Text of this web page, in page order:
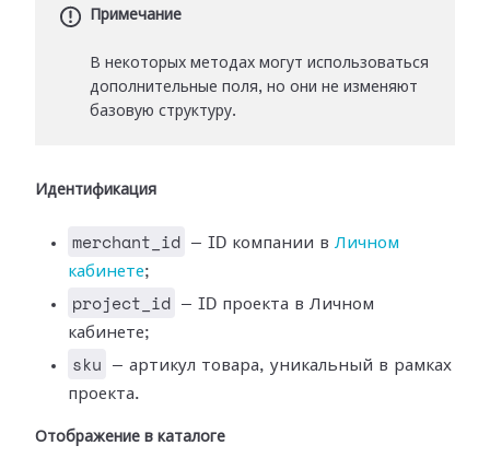
Примечание
В некоторых методах могут использоваться
дополнительные поля, но они не изменяют
базовую структуру.
Идентификация
merchant_id — ID компании в Личном
кабинете;
project_id
— ID проекта в Личном
кабинете;
sku
— артикул товара, уникальный в рамках
проекта.
Отображение в каталоге